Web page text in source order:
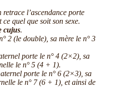
retrace l’ascendance porte
quel que soit son sexe.
cujus.
2 (le double), sa mère le n° 3
porte le n° 4 (2×2), sa
le n° 5 (4 + 1).
porte le n° 6 (2×3), sa
le n° 7 (6 + 1), et ainsi de